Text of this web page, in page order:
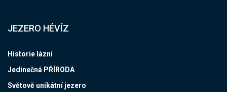
JEZERO HÉVÍZ
Historie lázní
Jedinečná PŘÍRODA
Světově unikátní jezero